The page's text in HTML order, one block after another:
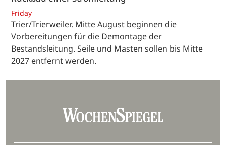
Friday
Trier/Trierweiler. Mitte August beginnen die
Vorbereitungen für die Demontage der
Bestandsleitung. Seile und Masten sollen bis Mitte
2027 entfernt werden.